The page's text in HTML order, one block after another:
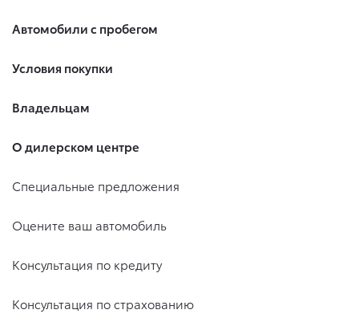
Автомобили с пробегом
Условия покупки
Владельцам
О дилерском центре
Специальные предложения
Оцените ваш автомобиль
Консультация по кредиту
Консультация по страхованию